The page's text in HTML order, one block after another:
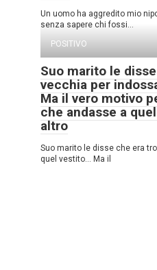
Un uomo ha aggredito mio
senza sapere chi fossi…
POSITIVO
Suo marito le
vecchia per
Ma il vero motivo
che andasse a
altro
Suo marito le disse che era
quel vestito… Ma il